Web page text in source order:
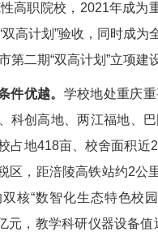
高职院校，2021年成为
高计划”验收，同时成
二期“双高计划”立项建
件优越。 学校地处重庆
科创高地、两江福地、
占地418亩、校舍面积近
区，距涪陵高铁站约2公
核“数智化生态特色校
元，教学科研仪器设备